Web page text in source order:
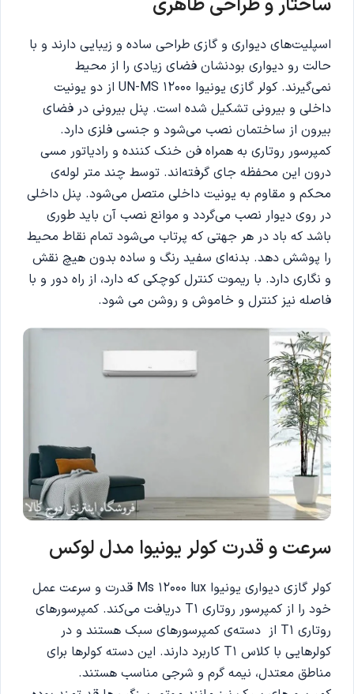
اسپلیت‌های دیواری و گازی طراحی ساده و زیبایی دارند و با
حالت رو دیواری بودنشان فضای زیادی را از محیط
نمی‌گیرند. کولر گازی یونیوا UN-MS 12000 از دو یونیت
داخلی و بیرونی تشکیل شده است. پنل بیرونی در فضای
بیرون از ساختمان نصب می‌شود و جنسی فلزی دارد.
کمپرسور روتاری به همراه فن خنک کننده و رادیاتور مسی
درون این محفظه جای گرفته‌اند. توسط چند متر لوله‌ی
محکم و مقاوم به یونیت داخلی متصل می‌شود. پنل داخلی
در روی دیوار نصب می‌گردد و موانع نصب آن باید طوری
باشد که باد در هر جهتی که پرتاب می‌شود تمام نقاط محیط
را پوشش دهد. بدنه‌ای سفید رنگ و ساده بدون هیچ نقش
و نگاری دارد. با ریموت کنترل کوچکی که دارد، از راه دور و با
فاصله نیز کنترل و خاموش و روشن می شود.
سرعت و قدرت کولر یونیوا مدل لوکس
کولر گازی دیواری یونیوا Ms 12000 lux قدرت و سرعت عمل
خود را از کمپرسور روتاری T1 دریافت می‌کند. کمپرسورهای
روتاری T1 از دسته‌ی کمپرسورهای سبک هستند و در
کولرهایی با کلاس T1 کاربرد دارند‌. این دسته کولرها برای
مناطق معتدل، نیمه گرم و شرجی مناسب هستند.